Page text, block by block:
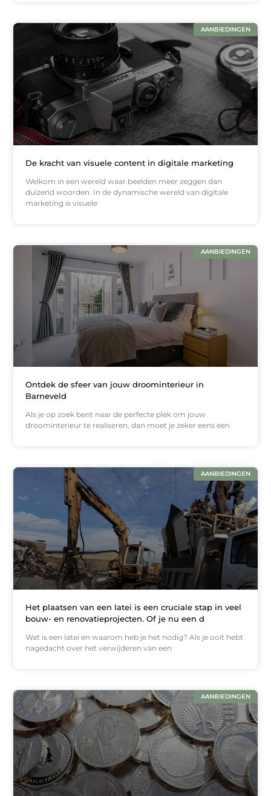
AANBIEDINGEN
De kracht van visuele content in digitale marketing
Welkom in een wereld waar beelden meer zeggen dan
duizend woorden. In de dynamische wereld van digitale
marketing is visuele
AANBIEDINGEN
Ontdek de sfeer van jouw droominterieur in
Barneveld
Als je op zoek bent naar de perfecte plek om jouw
droominterieur te realiseren, dan moet je zeker eens een
AANBIEDINGEN
Het plaatsen van een latei is een cruciale stap in veel
bouw- en renovatieprojecten. Of je nu een d
Wat is een latei en waarom heb je het nodig? Als je ooit hebt
nagedacht over het verwijderen van een
AANBIEDINGEN